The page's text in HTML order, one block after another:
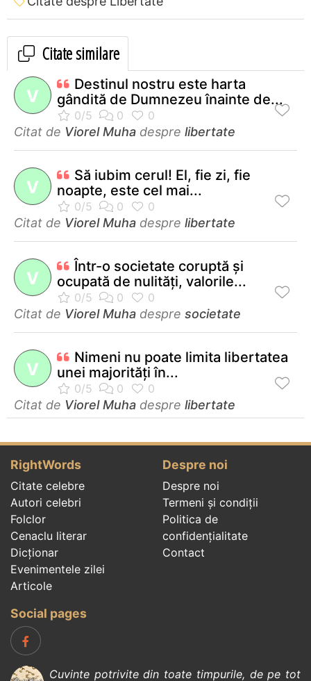
Citate similare
V
Destinul nostru este harta
gândită de Dumnezeu înainte de...
Citat de Viorel Muha despre libertate
V
Să iubim cerul! El, fie zi, fie
noapte, este cel mai...
Citat de Viorel Muha despre libertate
V
Într-o societate coruptă şi
ocupată de nulităţi, valorile...
Citat de Viorel Muha despre societate
V
Nimeni nu poate limita libertatea
unei majorităţi în...
Citat de Viorel Muha despre libertate
RightWords
Citate celebre
Autori celebri
Folclor
Cenaclu literar
Dicționar
Evenimentele zilei
Articole
Despre noi
Despre noi
Termeni și condiții
Politica de
confidenţialitate
Contact
Social pages
Cuvinte potrivite din toate timpurile, de pe tot